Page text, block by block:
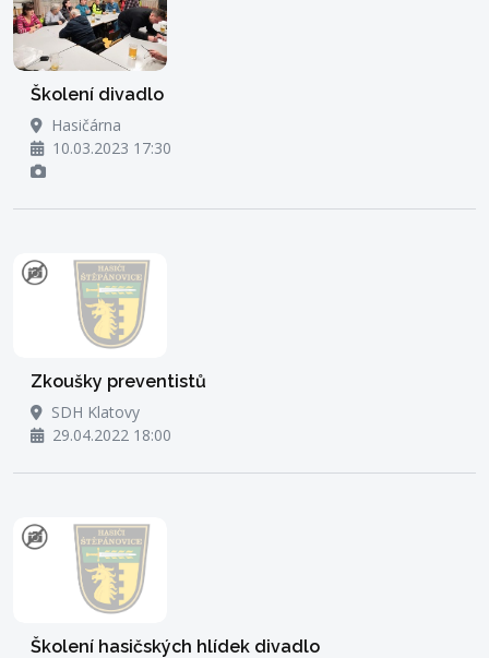
Školení divadlo
Hasičárna
10.03.2023 17:30
Zkoušky preventistů
SDH Klatovy
29.04.2022 18:00
Školení hasičských hlídek divadlo